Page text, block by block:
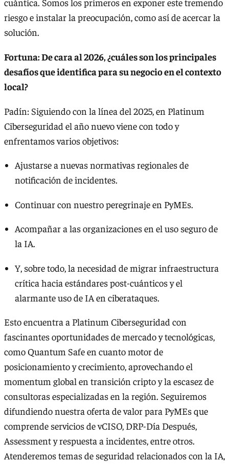
cuántica. Somos los primeros en exponer este tremendo
riesgo e instalar la preocupación, como así de acercar la
solución.
Fortuna: De cara al 2026, ¿cuáles son los principales
desafíos que identifica para su negocio en el contexto
local?
Padín: Siguiendo con la línea del 2025, en Platinum
Ciberseguridad el año nuevo viene con todo y
enfrentamos varios objetivos:
Ajustarse a nuevas normativas regionales de
notificación de incidentes.
Continuar con nuestro peregrinaje en PyMEs.
Acompañar a las organizaciones en el uso seguro de
la IA.
Y, sobre todo, la necesidad de migrar infraestructura
crítica hacia estándares post-cuánticos y el
alarmante uso de IA en ciberataques.
Esto encuentra a Platinum Ciberseguridad con
fascinantes oportunidades de mercado y tecnológicas,
como Quantum Safe en cuanto motor de
posicionamiento y crecimiento, aprovechando el
momentum global en transición cripto y la escasez de
consultoras especializadas en la región. Seguiremos
difundiendo nuestra oferta de valor para PyMEs que
comprende servicios de vCISO, DRP-Día Después,
Assessment y respuesta a incidentes, entre otros.
Atenderemos temas de seguridad relacionados con la IA,